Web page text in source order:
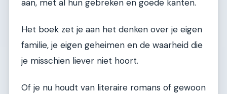
aan, met al hun gebreken en goede kanten.
Het boek zet je aan het denken over je eigen
familie, je eigen geheimen en de waarheid die
je misschien liever niet hoort.
Of je nu houdt van literaire romans of gewoon